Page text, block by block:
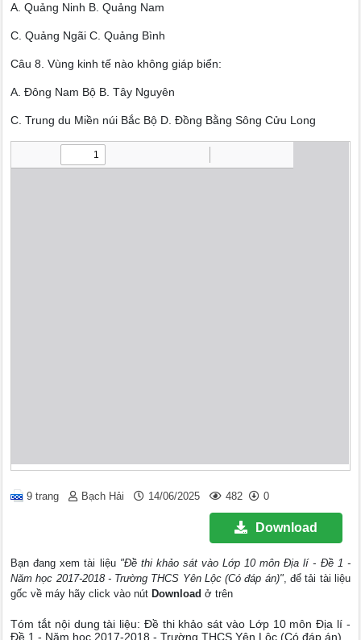
A. Quảng Ninh B. Quảng Nam
C. Quảng Ngãi C. Quảng Bình
Câu 8. Vùng kinh tế nào không giáp biển:
A. Đông Nam Bộ B. Tây Nguyên
C. Trung du Miền núi Bắc Bộ D. Đồng Bằng Sông Cửu Long
9 trang Bạch Hải 14/06/2025 482 0
Download
Bạn đang xem tài liệu "Đề thi khảo sát vào Lớp 10 môn Địa lí - Đề 1 -
Năm học 2017-2018 - Trường THCS Yên Lộc (Có đáp án)", để tải tài liệu
gốc về máy hãy click vào nút Download ở trên
Tóm tắt nội dung tài liệu: Đề thi khảo sát vào Lớp 10 môn Địa lí -
Đề 1 - Năm học 2017-2018 - Trường THCS Yên Lộc (Có đáp án)